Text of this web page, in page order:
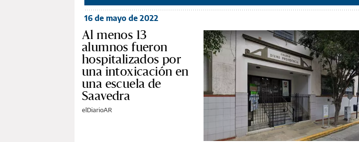
16 de mayo de 2022
Al menos 13
alumnos fueron
hospitalizados por
una intoxicación en
una escuela de
Saavedra
elDiarioAR